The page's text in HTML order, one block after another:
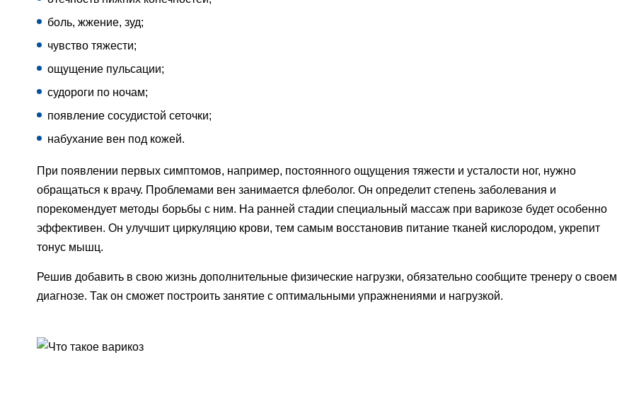
боль, жжение, зуд;
чувство тяжести;
ощущение пульсации;
судороги по ночам;
появление сосудистой сеточки;
набухание вен под кожей.
При появлении первых симптомов, например, постоянного ощущения тяжести и усталости ног, нужно
обращаться к врачу. Проблемами вен занимается флеболог. Он определит степень заболевания и
порекомендует методы борьбы с ним. На ранней стадии специальный массаж при варикозе будет особенно
эффективен. Он улучшит циркуляцию крови, тем самым восстановив питание тканей кислородом, укрепит
тонус мышц.
Решив добавить в свою жизнь дополнительные физические нагрузки, обязательно сообщите тренеру о своем
диагнозе. Так он сможет построить занятие с оптимальными упражнениями и нагрузкой.